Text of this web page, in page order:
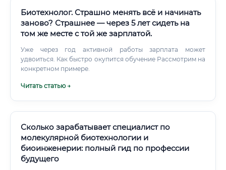
форматы программ: ⚠️ Важно! Диплом о
профессиональной переподготовке, выданный
лицензированной организацией, имеет юридическую
силу и признаётся работодателями наравне с
профильным вузовским дипломом. Сколько стоит
обучение и как быстро оно окупится: 💡 Вывод:
Программы профессиональной переподготовки
срока окупаемости.
Биотехнолог. Страшно менять всё и начинать
заново? Страшнее — через 5 лет сидеть на
том же месте с той же зарплатой.
Уже через год активной работы зарплата может
удвоиться. Как быстро окупится обучение Рассмотрим на
конкретном примере.
Читать статью →
Сколько зарабатывает специалист по
молекулярной биотехнологии и
биоинженерии: полный гид по профессии
будущего